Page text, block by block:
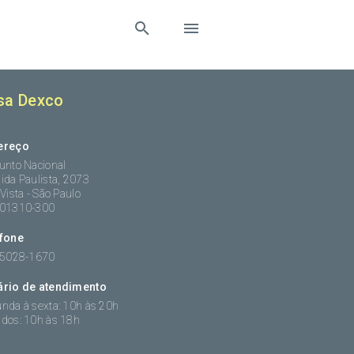
Dexco
Nacional
Paulista, 2073
- São Paulo
300
1670
de atendimento
à sexta: 10h às 20h
10h às 18h